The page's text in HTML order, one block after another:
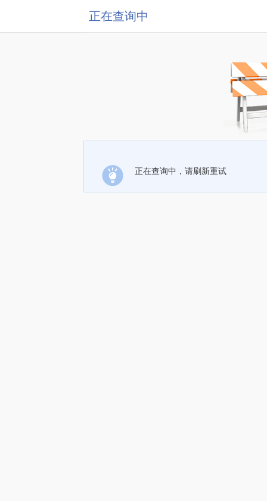
正在查询中
正在查询中，请刷新重试